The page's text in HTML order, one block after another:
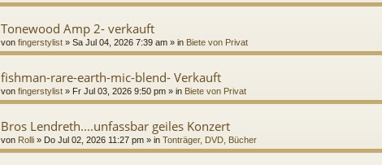
Tonewood Amp 2- verkauft
von fingerstylist » Sa Jul 04, 2026 7:39 am » in Biete von Privat
fishman-rare-earth-mic-blend- Verkauft
von fingerstylist » Fr Jul 03, 2026 9:50 pm » in Biete von Privat
Bros Lendreth....unfassbar geiles Konzert
von Rolli » Do Jul 02, 2026 11:27 pm » in Tonträger, DVD, Bücher